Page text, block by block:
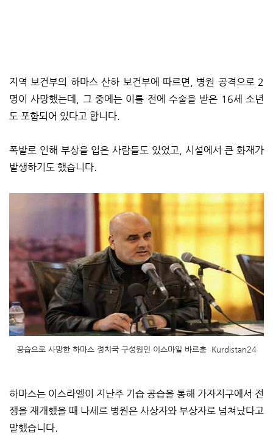
지역 보건부의 하마스 산하 보건부에 따르면, 병원 공격으로 2
명이 사망했는데, 그 중에는 이틀 전에 수술을 받은 16세 소년
도 포함되어 있다고 합니다.
폭발로 인해 부상을 입은 사람들도 있었고, 시설에서 큰 화재가
발생하기도 했습니다.
공습으로 사망한 하마스 정치국 구성원인 이스마일 바르훔 Kurdistan24
하마스는 이스라엘이 지난주 기습 공습을 통해 가자지구에서 전
쟁을 재개했을 때 나세르 병원은 사상자와 부상자로 넘쳐났다고
말했습니다.